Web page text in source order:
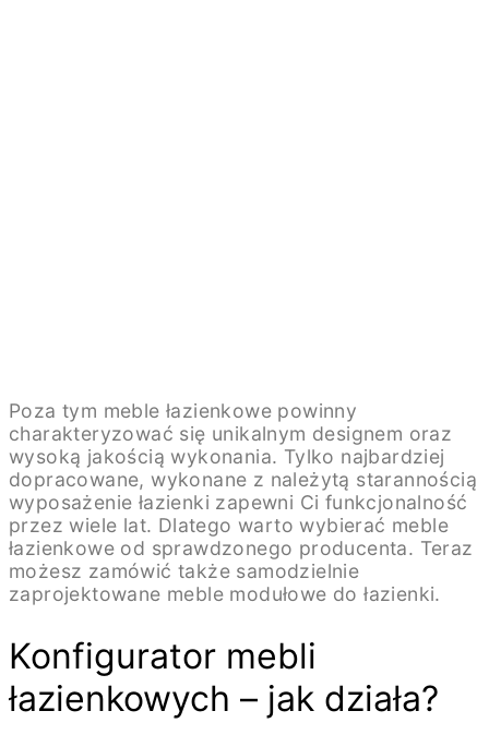
Poza tym meble łazienkowe powinny
charakteryzować się unikalnym designem oraz
wysoką jakością wykonania. Tylko najbardziej
dopracowane, wykonane z należytą starannością
wyposażenie łazienki zapewni Ci funkcjonalność
przez wiele lat. Dlatego warto wybierać meble
łazienkowe od sprawdzonego producenta. Teraz
możesz zamówić także samodzielnie
zaprojektowane meble modułowe do łazienki.
Konfigurator mebli
łazienkowych – jak działa?